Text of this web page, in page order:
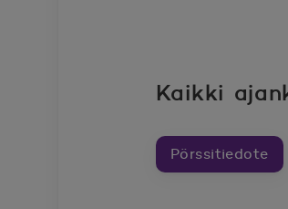
Kaikki
Pörssitiedote